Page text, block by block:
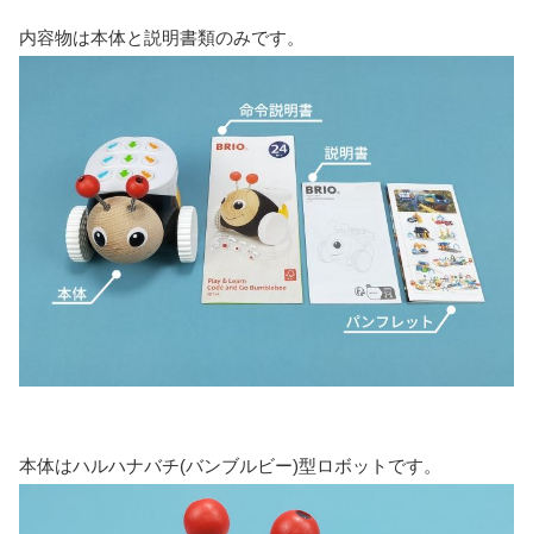
内容物は本体と説明書類のみです。
本体はハルハナバチ(バンブルビー)型ロボットです。